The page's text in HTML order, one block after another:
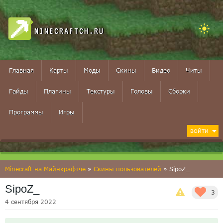
MINECRAFTCH.RU
Главная Карты Моды Скины Видео Читы
Гайды Плагины Текстуры Головы Сборки
Программы Игры
ВОЙТИ
Minecraft на Майнкрафтче » Скины пользователей » SipoZ_
3
SipoZ_
4 сентября 2022